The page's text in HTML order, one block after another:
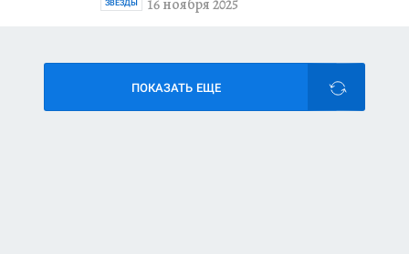
16 ноября 2025
ЗВЕЗДЫ
ПОКАЗАТЬ ЕЩЕ